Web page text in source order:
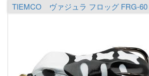
TIEMCO ヴァジュラ フロッグ FRG-